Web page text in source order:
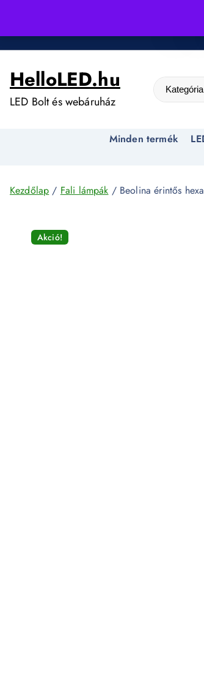
i
HelloLED.hu
LED Bolt és webáruház
Minden termék
Kezdőlap / Fali lámpák / Beolina érintős
Akció!